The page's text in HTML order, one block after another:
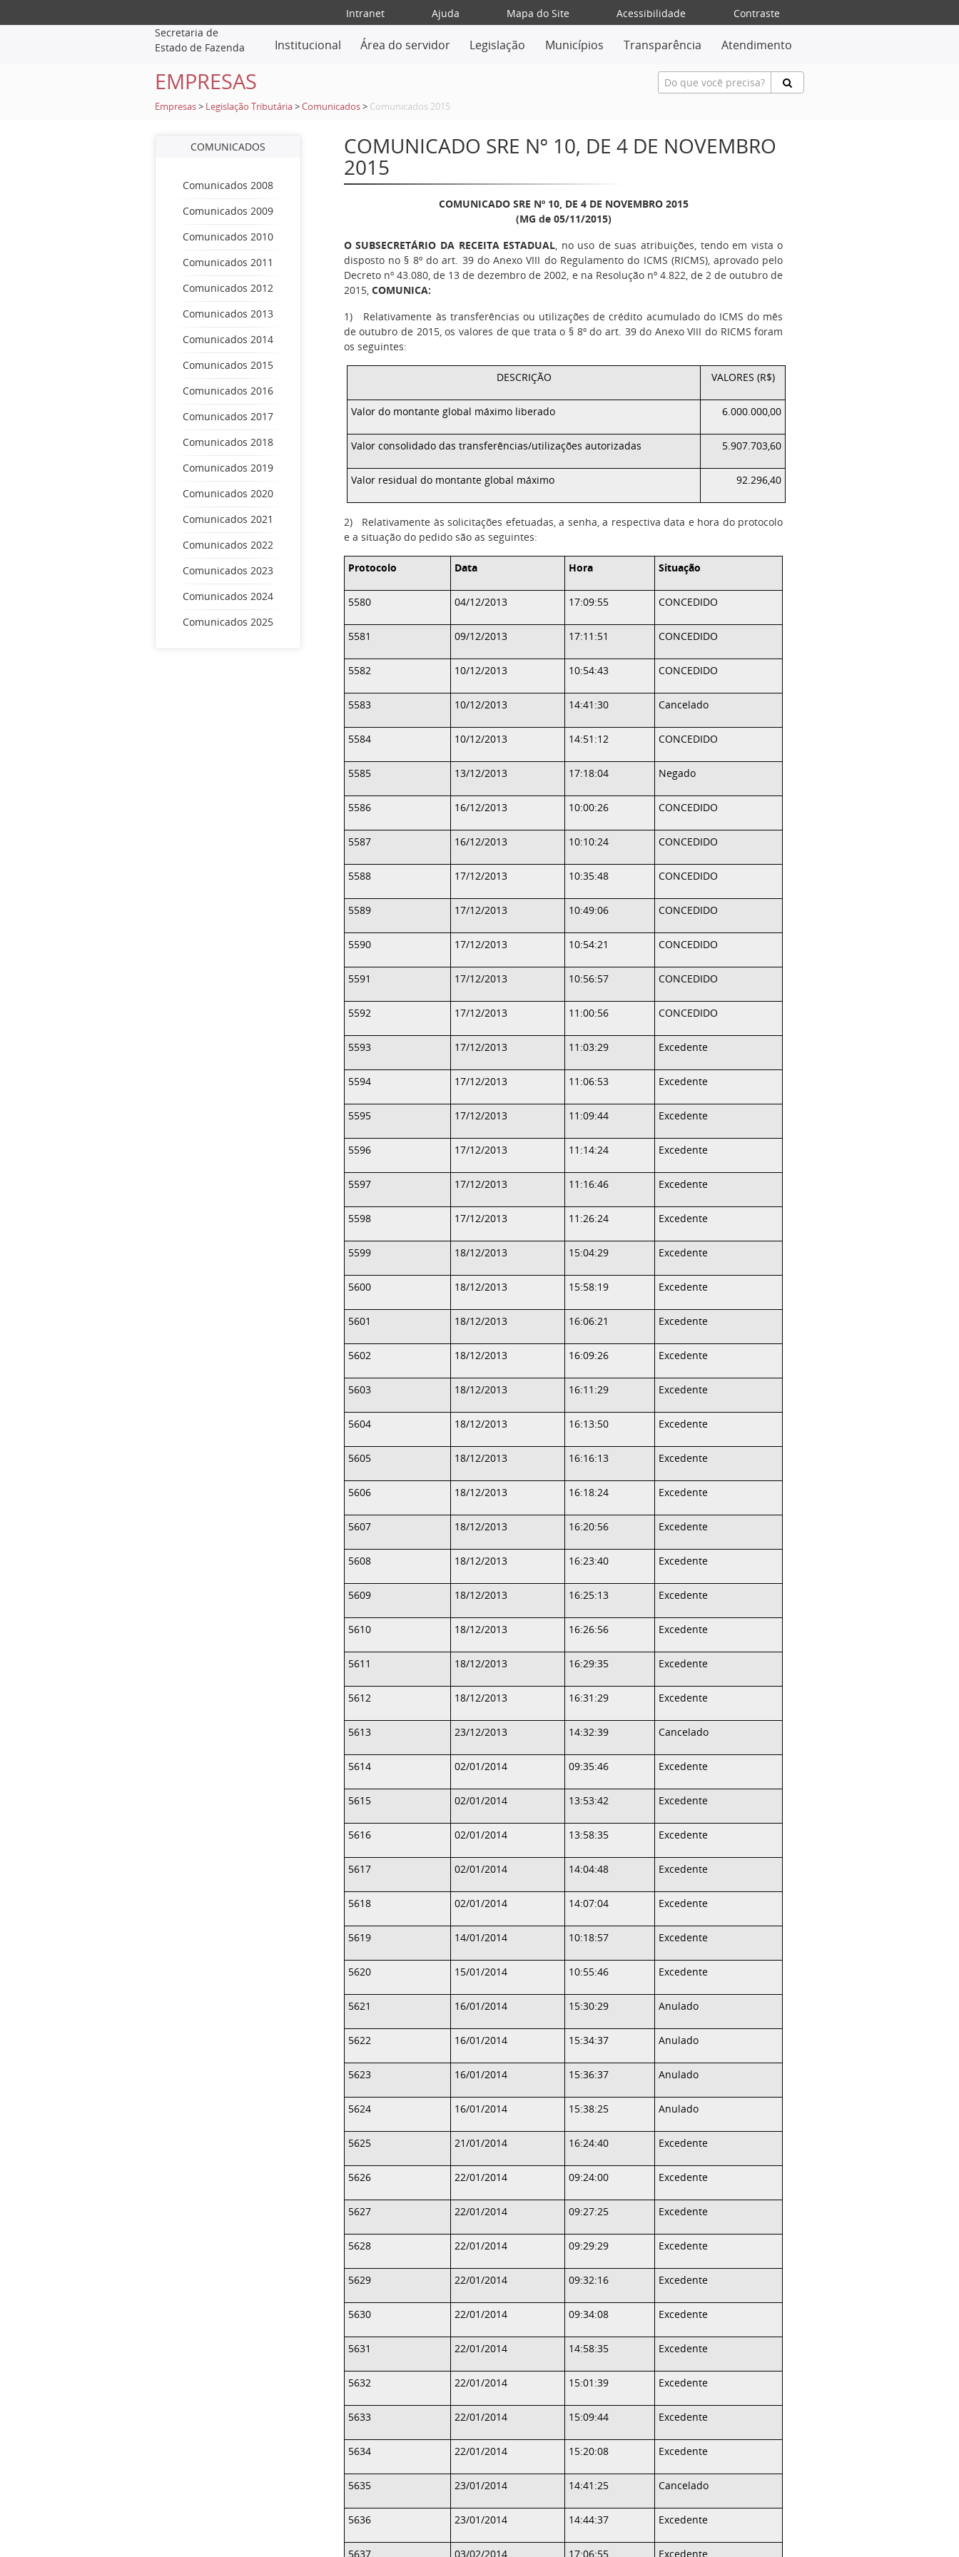
Intranet Ajuda Mapa do Site Acessibilidade
Contraste
Secretaria de
Estado de Fazenda
Institucional Área do servidor Legislação Municípios Transparência Atendimento
EMPRESAS
Empresas > Legislação Tributária >Comunicados > Comunicados 2015
COMUNICADOS
Comunicados 2008
Comunicados 2009
Comunicados 2010
Comunicados 2011
Comunicados 2012
Comunicados 2013
Comunicados 2014
Comunicados 2015
Comunicados 2016
Comunicados 2017
Comunicados 2018
Comunicados 2019
Comunicados 2020
Comunicados 2021
Comunicados 2022
Comunicados 2023
Comunicados 2024
Comunicados 2025
COMUNICADO SRE Nº 10, DE 4 DE NOVEMBRO
2015
COMUNICADO SRE Nº 10, DE 4 DE NOVEMBRO 2015
(MG de 05/11/2015)
O SUBSECRETÁRIO DA RECEITA ESTADUAL, no uso de suas atribuições, tendo em vista o
disposto no § 8º do art. 39 do Anexo VIII do Regulamento do ICMS (RICMS), aprovado pelo
Decreto nº 43.080, de 13 de dezembro de 2002, e na Resolução nº 4.822, de 2 de outubro de
2015, COMUNICA:
1)
Relativamente às transferências ou utilizações de crédito acumulado do ICMS do mês
de outubro de 2015, os valores de que trata o § 8º do art. 39 do Anexo VIII do RICMS foram
os seguintes:
DESCRIÇÃO VALORES (R$)
Valor do montante global máximo liberado 6.000.000,00
Valor consolidado das transferências/utilizações autorizadas 5.907.703,60
Valor residual do montante global máximo 92.296,40
2)
Relativamente às solicitações efetuadas, a senha, a respectiva data e hora do protocolo
e a situação do pedido são as seguintes:
Protocolo Data Hora Situação
5580 04/12/2013 17:09:55 CONCEDIDO
5581 09/12/2013 17:11:51 CONCEDIDO
5582 10/12/2013 10:54:43 CONCEDIDO
5583 10/12/2013 14:41:30 Cancelado
5584 10/12/2013 14:51:12 CONCEDIDO
5585 13/12/2013 17:18:04 Negado
5586 16/12/2013 10:00:26 CONCEDIDO
5587 16/12/2013 10:10:24 CONCEDIDO
5588 17/12/2013 10:35:48 CONCEDIDO
5589 17/12/2013 10:49:06 CONCEDIDO
5590 17/12/2013 10:54:21 CONCEDIDO
5591 17/12/2013 10:56:57 CONCEDIDO
5592 17/12/2013 11:00:56 CONCEDIDO
5593 17/12/2013 11:03:29 Excedente
5594 17/12/2013 11:06:53 Excedente
5595 17/12/2013 11:09:44 Excedente
5596 17/12/2013 11:14:24 Excedente
5597 17/12/2013 11:16:46 Excedente
5598 17/12/2013 11:26:24 Excedente
5599 18/12/2013 15:04:29 Excedente
5600 18/12/2013 15:58:19 Excedente
5601 18/12/2013 16:06:21 Excedente
5602 18/12/2013 16:09:26 Excedente
5603 18/12/2013 16:11:29 Excedente
5604 18/12/2013 16:13:50 Excedente
5605 18/12/2013 16:16:13 Excedente
5606 18/12/2013 16:18:24 Excedente
5607 18/12/2013 16:20:56 Excedente
5608 18/12/2013 16:23:40 Excedente
5609 18/12/2013 16:25:13 Excedente
5610 18/12/2013 16:26:56 Excedente
5611 18/12/2013 16:29:35 Excedente
5612 18/12/2013 16:31:29 Excedente
5613 23/12/2013 14:32:39 Cancelado
5614 02/01/2014 09:35:46 Excedente
5615 02/01/2014 13:53:42 Excedente
5616 02/01/2014 13:58:35 Excedente
5617 02/01/2014 14:04:48 Excedente
5618 02/01/2014 14:07:04 Excedente
5619 14/01/2014 10:18:57 Excedente
5620 15/01/2014 10:55:46 Excedente
5621 16/01/2014 15:30:29 Anulado
5622 16/01/2014 15:34:37 Anulado
5623 16/01/2014 15:36:37 Anulado
5624 16/01/2014 15:38:25 Anulado
5625 21/01/2014 16:24:40 Excedente
5626 22/01/2014 09:24:00 Excedente
5627 22/01/2014 09:27:25 Excedente
5628 22/01/2014 09:29:29 Excedente
5629 22/01/2014 09:32:16 Excedente
5630 22/01/2014 09:34:08 Excedente
5631 22/01/2014 14:58:35 Excedente
5632 22/01/2014 15:01:39 Excedente
5633 22/01/2014 15:09:44 Excedente
5634 22/01/2014 15:20:08 Excedente
5635 23/01/2014 14:41:25 Cancelado
5636 23/01/2014 14:44:37 Excedente
5637 03/02/2014 17:06:55 Excedente